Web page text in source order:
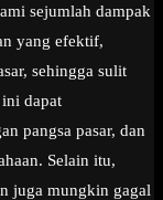
sejumlah dampak
yang efektif,
sehingga sulit
dapat
pangsa pasar, dan
Selain itu,
juga mungkin gagal